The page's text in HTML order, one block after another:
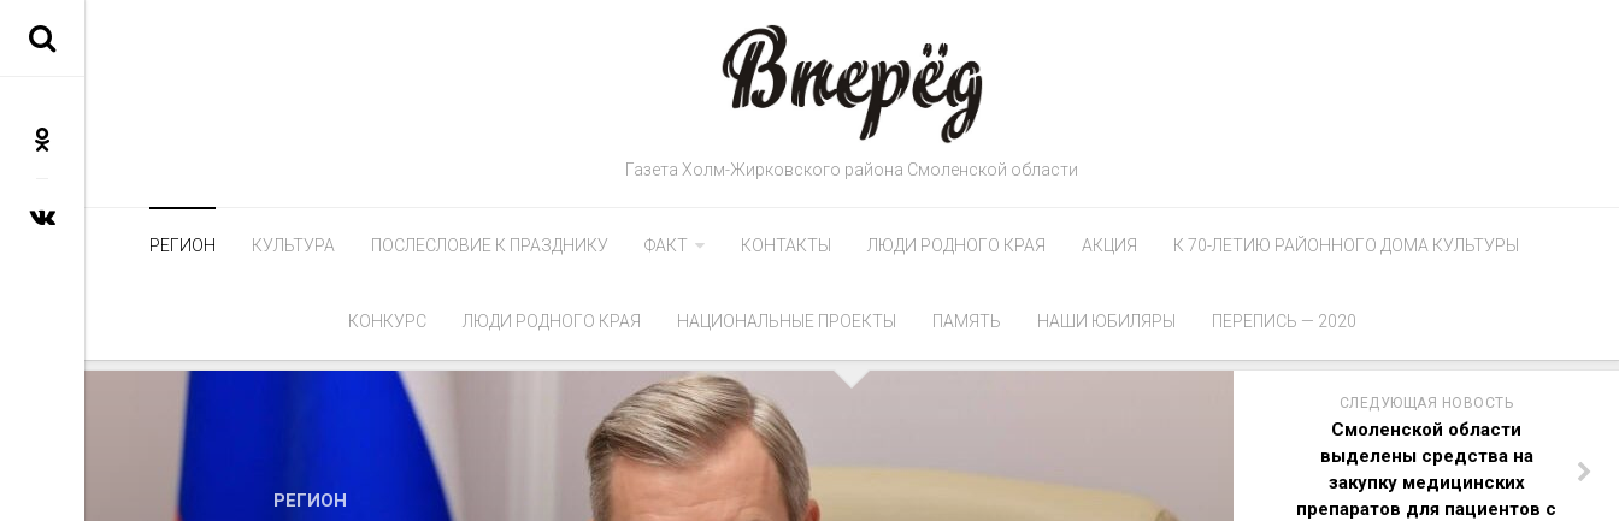
Газета Холм-Жирковского района Смоленской области
РЕГИОН КУЛЬТУРА ПОСЛЕСЛОВИЕ К ПРАЗДНИКУ ФАКТ КОНТАКТЫ ЛЮДИ РОДНОГО КРАЯ АКЦИЯ К 70-ЛЕТИЮ РАЙОННОГО ДОМА КУЛЬТУРЫ
КОНКУРС ЛЮДИ РОДНОГО КРАЯ НАЦИОНАЛЬНЫЕ ПРОЕКТЫ ПАМЯТЬ НАШИ ЮБИЛЯРЫ ПЕРЕПИСЬ — 2020
РЕГИОН
СЛЕДУЮЩАЯ НОВОСТЬ
Смоленской области
выделены средства на
закупку медицинских
препаратов для пациентов с